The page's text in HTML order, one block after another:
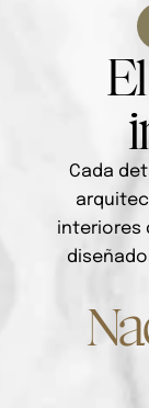
Cada
interiores